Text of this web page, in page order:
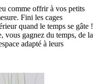
comme offrir à vos petits
Fini les cages
quand le temps se gâte !
vous gagnez du temps, de la
adapté à leurs